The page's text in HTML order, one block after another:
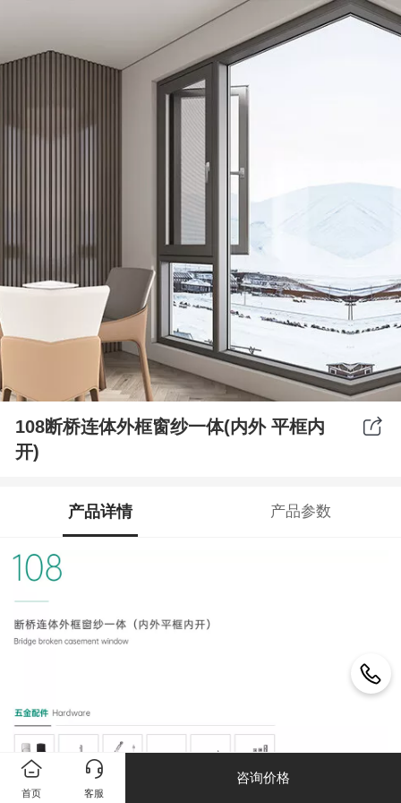
108断桥连体外框窗纱一体(内外 平框内
开)
产品详情 产品参数
首页 客服
咨询价格